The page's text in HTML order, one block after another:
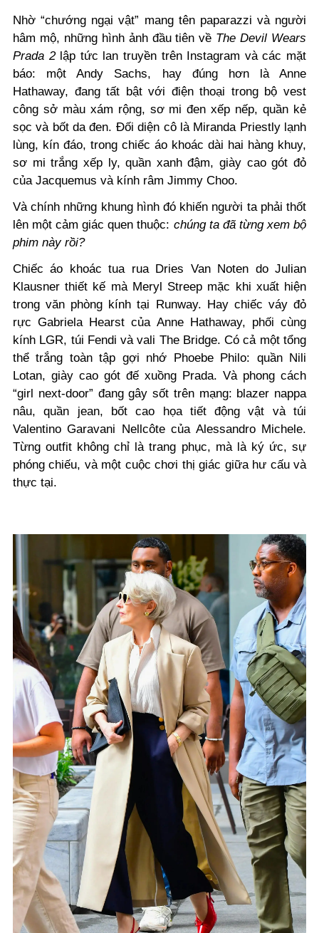
Nhờ “chướng ngại vật” mang tên paparazzi và người
hâm mộ, những hình ảnh đầu tiên về The Devil Wears
Prada 2lập tức lan truyền trên Instagram và các mặt
báo: một Andy Sachs, hay đúng hơn là Anne
Hathaway, đang tất bật với điện thoại trong bộ vest
công sở màu xám rộng, sơ mi đen xếp nếp, quần kẻ
sọc và bốt da đen. Đối diện cô là Miranda Priestly lạnh
lùng, kín đáo, trong chiếc áo khoác dài hai hàng khuy,
sơ mi trắng xếp ly, quần xanh đậm, giày cao gót đỏ
của Jacquemus và kính râm Jimmy Choo.
Và chính những khung hình đó khiến người ta phải thốt
lên một cảm giác quen thuộc: chúng ta đã từng xem bộ
phim này rồi?
Chiếc áo khoác tua rua Dries Van Noten do Julian
Klausner thiết kế mà Meryl Streep mặc khi xuất hiện
trong văn phòng kính tại Runway. Hay chiếc váy đỏ
rực Gabriela Hearst của Anne Hathaway, phối cùng
kính LGR, túi Fendi và vali The Bridge. Có cả một tổng
thể trắng toàn tập gợi nhớ Phoebe Philo: quần Nili
Lotan, giày cao gót đế xuồng Prada. Và phong cách
“girl next-door” đang gây sốt trên mạng: blazer nappa
nâu, quần jean, bốt cao họa tiết động vật và túi
Valentino Garavani Nellcôte của Alessandro Michele.
Từng outfit không chỉ là trang phục, mà là ký ức, sự
phóng chiếu, và một cuộc chơi thị giác giữa hư cấu và
thực tại.